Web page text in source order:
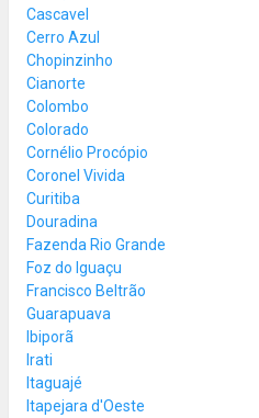
Cascavel
Cerro Azul
Chopinzinho
Cianorte
Colombo
Colorado
Cornélio Procópio
Coronel Vivida
Curitiba
Douradina
Fazenda Rio Grande
Foz do Iguaçu
Francisco Beltrão
Guarapuava
Ibiporã
Irati
Itaguajé
Itapejara d'Oeste